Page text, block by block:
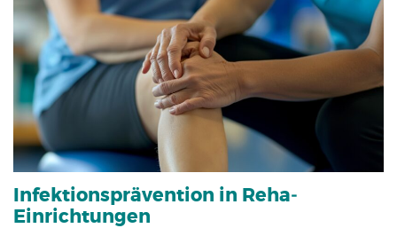
Infektions­prävention in Reha­
Einrichtungen